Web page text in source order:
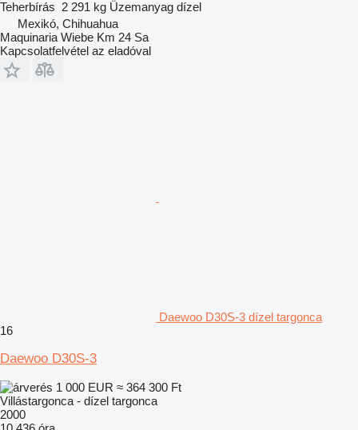
Teherbírás 2 291 kg Üzemanyag dízel
Mexikó, Chihuahua
Maquinaria Wiebe Km 24 Sa
Kapcsolatfelvétel az eladóval
Daewoo D30S-3 dízel targonca
16
Daewoo D30S-3
1 000 EUR ≈ 364 300 Ft
Villástargonca - dízel targonca
2000